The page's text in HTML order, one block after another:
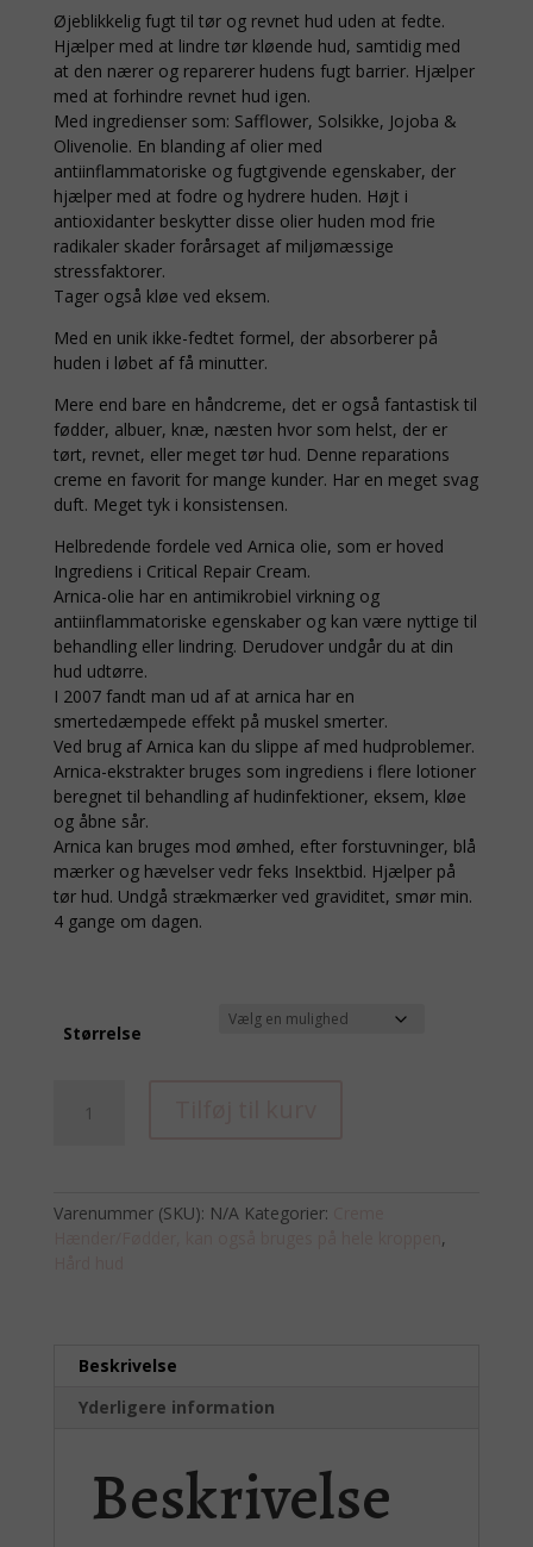
kr. 190,00
Øjeblikkelig fugt til tør og revnet hud uden at fedte.
Hjælper med at lindre tør kløende hud, samtidig med
at den nærer og reparerer hudens fugt barrier. Hjælper
med at forhindre revnet hud igen.
Med ingredienser som: Safflower, Solsikke, Jojoba &
Olivenolie. En blanding af olier med
antiinflammatoriske og fugtgivende egenskaber, der
hjælper med at fodre og hydrere huden. Højt i
antioxidanter beskytter disse olier huden mod frie
radikaler skader forårsaget af miljømæssige
stressfaktorer.
Tager også kløe ved eksem.
Med en unik ikke-fedtet formel, der absorberer på
huden i løbet af få minutter.
Mere end bare en håndcreme, det er også fantastisk til
fødder, albuer, knæ, næsten hvor som helst, der er
tørt, revnet, eller meget tør hud. Denne reparations
creme en favorit for mange kunder. Har en meget svag
duft. Meget tyk i konsistensen.
Helbredende fordele ved Arnica olie, som er hoved
Ingrediens i Critical Repair Cream.
Arnica-olie har en antimikrobiel virkning og
antiinflammatoriske egenskaber og kan være nyttige til
behandling eller lindring. Derudover undgår du at din
hud udtørre.
I 2007 fandt man ud af at arnica har en
smertedæmpede effekt på muskel smerter.
Ved brug af Arnica kan du slippe af med hudproblemer.
Arnica-ekstrakter bruges som ingrediens i flere lotioner
beregnet til behandling af hudinfektioner, eksem, kløe
og åbne sår.
Arnica kan bruges mod ømhed, efter forstuvninger, blå
mærker og hævelser vedr feks Insektbid. Hjælper på
tør hud. Undgå strækmærker ved graviditet, smør min.
4 gange om dagen.
Størrelse
Remedy
antal
Varenummer (SKU): N/A Kategorier:
,
Beskrivelse
Yderligere information
Beskrivelse